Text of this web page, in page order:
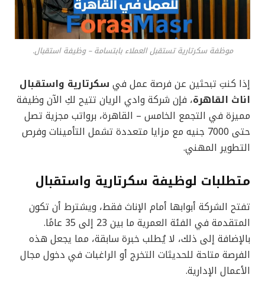
موظفة سكرتارية تستقبل العملاء بابتسامة – وظيفة استقبال.
إذا كنتِ تبحثين عن فرصة عمل في سكرتارية واستقبال
اناث القاهرة، فإن شركة وادي الريان تتيح لكِ الآن وظيفة
مميزة في التجمع الخامس – القاهرة، برواتب مجزية تصل
حتى 7000 جنيه مع مزايا متعددة تشمل التأمينات وفرص
التطوير المهني.
متطلبات لوظيفة سكرتارية واستقبال
تفتح الشركة أبوابها أمام الإناث فقط، ويشترط أن تكون
المتقدمة في الفئة العمرية ما بين 23 إلى 35 عامًا.
بالإضافة إلى ذلك، لا يُطلب خبرة سابقة، مما يجعل هذه
الفرصة متاحة للحديثات التخرج أو الراغبات في دخول مجال
الأعمال الإدارية.